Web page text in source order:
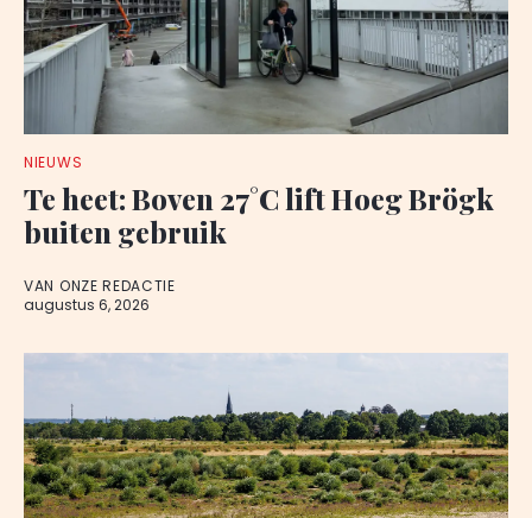
NIEUWS
Te heet: Boven 27°C lift Hoeg Brögk
buiten gebruik
VAN ONZE REDACTIE
augustus 6, 2026